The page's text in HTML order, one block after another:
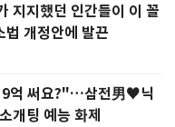
지지했던 인간들이 이 꼴
개정안에 발끈
9억 써요?"…삼전男♥닉
개팅 예능 화제